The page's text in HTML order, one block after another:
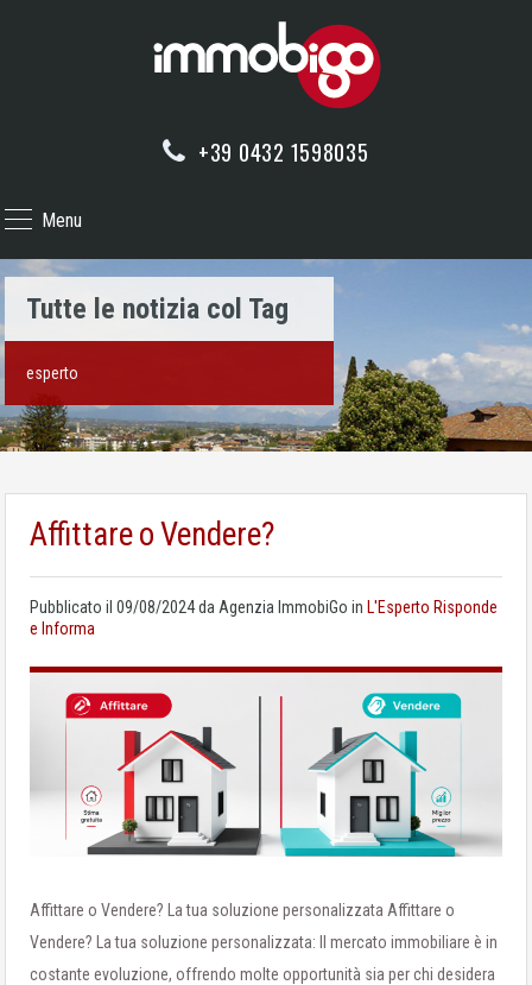
+39 0432 1598035
Menu
Tutte le notizia col Tag
esperto
Affittare o Vendere?
Pubblicato il 09/08/2024da Agenzia ImmobiGo in L'Esperto Risponde
e Informa
Affittare o Vendere? La tua soluzione personalizzata Affittare o
Vendere? La tua soluzione personalizzata: Il mercato immobiliare è in
costante evoluzione, offrendo molte opportunità sia per chi desidera